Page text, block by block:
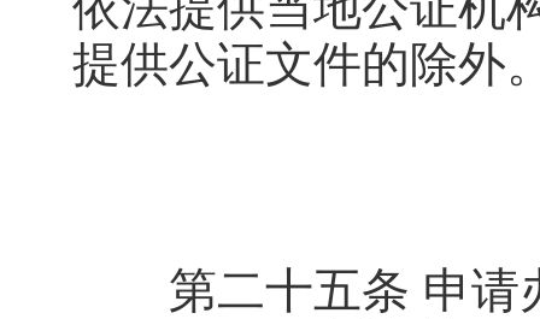
提供公证文件的除外
第二十五条 申请